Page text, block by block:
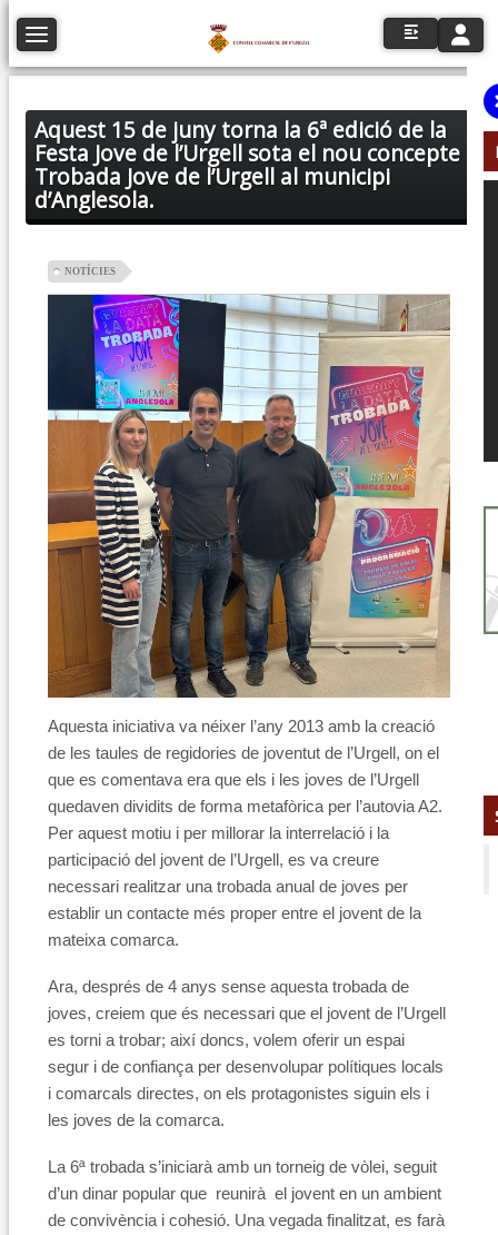
Toggle navigation Toggle
Aquest 15 de juny torna la 6ª edició de la
Festa Jove de l’Urgell sota el nou concepte
Trobada Jove de l’Urgell al municipi
d’Anglesola.
NOTÍCIES
Aquesta iniciativa va néixer l’any 2013 amb la creació
de les taules de regidories de joventut de l’Urgell, on el
que es comentava era que els i les joves de l’Urgell
quedaven dividits de forma metafòrica per l’autovia A2.
Per aquest motiu i per millorar la interrelació i la
participació del jovent de l’Urgell, es va creure
necessari realitzar una trobada anual de joves per
establir un contacte més proper entre el jovent de la
mateixa comarca.
Ara, després de 4 anys sense aquesta trobada de
joves, creiem que és necessari que el jovent de l’Urgell
es torni a trobar; així doncs, volem oferir un espai
segur i de confiança per desenvolupar polítiques locals
i comarcals directes, on els protagonistes siguin els i
les joves de la comarca.
La 6ª trobada s’iniciarà amb un torneig de vòlei, seguit
d’un dinar popular que reunirà el jovent en un ambient
de convivència i cohesió. Una vegada finalitzat, es farà